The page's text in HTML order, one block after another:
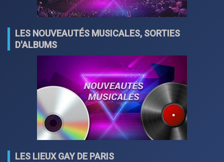
LES NOUVEAUTÉS MUSICALES, SORTIES
D'ALBUMS
LES LIEUX GAY DE PARIS